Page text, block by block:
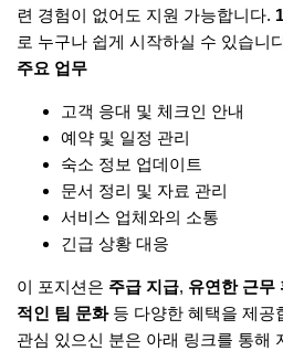
련 경험이 없어도 지원 가능합니다.
로 누구나 쉽게 시작하실 수 있습니
주요 업무
고객 응대 및 체크인 안내
예약 및 일정 관리
숙소 정보 업데이트
문서 정리 및 자료 관리
서비스 업체와의 소통
긴급 상황 대응
이 포지션은 주급 지급, 유연한 근무
적인 팀 문화등 다양한 혜택을 제공
관심 있으신 분은 아래 링크를 통해